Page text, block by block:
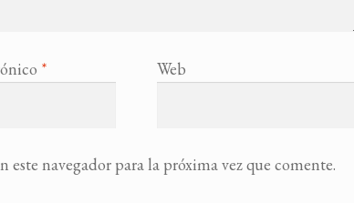
* Web
navegador para la próxima vez que comente.